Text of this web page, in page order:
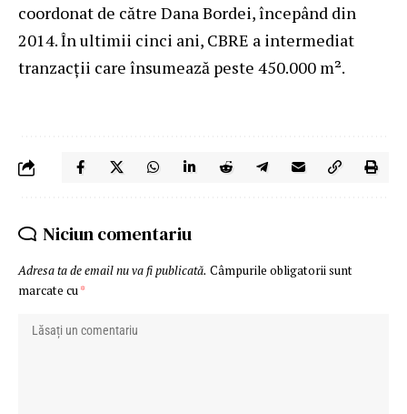
coordonat de către Dana Bordei, începând din
2014. În ultimii cinci ani, CBRE a intermediat
tranzacții care însumează peste 450.000 m².
Niciun comentariu
Adresa ta de email nu va fi publicată. Câmpurile obligatorii sunt
marcate cu *